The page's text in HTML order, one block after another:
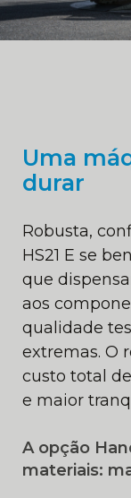
Uma
durar
Robusta,
HS21 E se
que
aos
qualidade
extremas. O
custo total
e maior
A opção
materiais: